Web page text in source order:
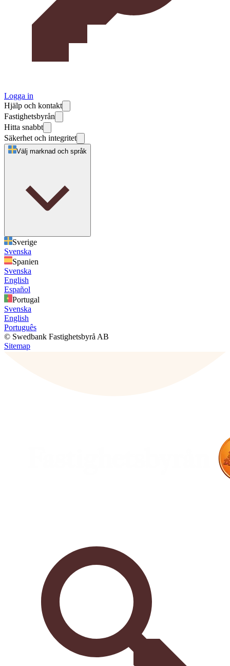
Logga in
Hjälp och kontakt
Fastighetsbyrån
Hitta snabbt
Säkerhet och integritet
Välj marknad och språk
Sverige
Svenska
Spanien
Svenska
English
Español
Portugal
Svenska
English
Português
© Swedbank Fastighetsbyrå AB
Sitemap